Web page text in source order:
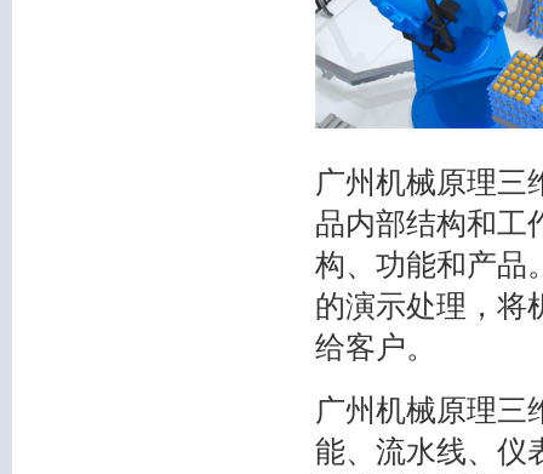
广州机械原理三
品内部结构和工
构、功能和产品
的演示处理，将
给客户。
广州机械原理三
能、流水线、仪